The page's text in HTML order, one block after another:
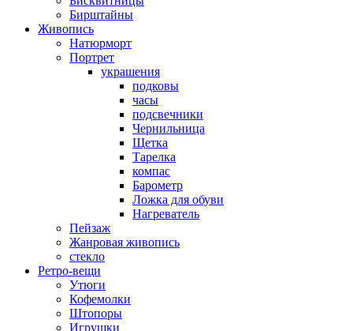
Бирштайны
Живопись
Натюрморт
Портрет
украшения
подковы
часы
подсвечники
Чернильница
Щетка
Тарелка
компас
Барометр
Ложка для обуви
Нагреватель
Пейзаж
Жанровая живопись
стекло
Ретро-вещи
Утюги
Кофемолки
Штопоры
Игрушки